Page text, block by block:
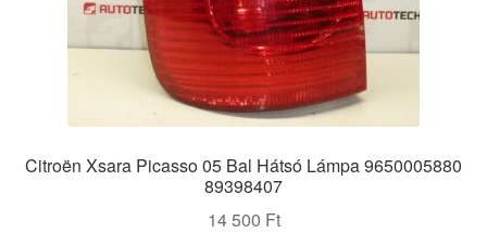
Citroën Xsara Picasso 05 Bal Hátsó Lámpa 9650005880
89398407
14 500 Ft